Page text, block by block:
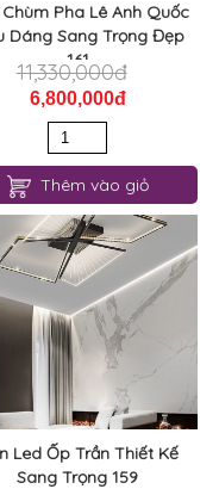
Pha Lê Anh Quốc
Dáng Sang Trọng Đẹp
161
11,330,000đ
6,800,000đ
Thêm vào giỏ
Led Ốp Trần Thiết Kế
Sang Trọng 159